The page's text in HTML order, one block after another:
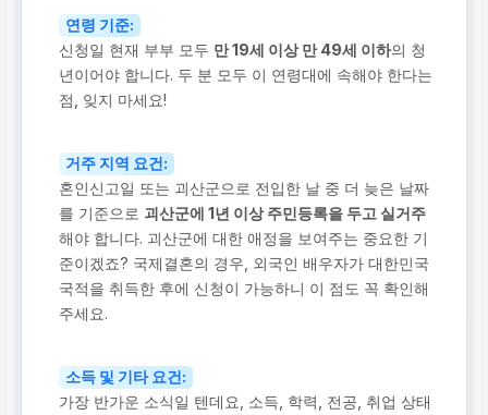
연령 기준:
신청일 현재 부부 모두 만 19세 이상 만 49세 이하의 청
년이어야 합니다. 두 분 모두 이 연령대에 속해야 한다는
점, 잊지 마세요!
거주 지역 요건:
혼인신고일 또는 괴산군으로 전입한 날 중 더 늦은 날짜
를 기준으로 괴산군에 1년 이상 주민등록을 두고 실거주
해야 합니다. 괴산군에 대한 애정을 보여주는 중요한 기
준이겠죠? 국제결혼의 경우, 외국인 배우자가 대한민국
국적을 취득한 후에 신청이 가능하니 이 점도 꼭 확인해
주세요.
소득 및 기타 요건:
가장 반가운 소식일 텐데요, 소득, 학력, 전공, 취업 상태